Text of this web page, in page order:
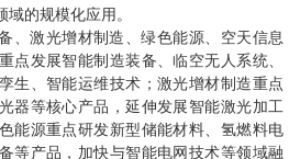
域的规模化应用。
、激光增材制造、绿色能源、空天信息
点发展智能制造装备、临空无人系统、
生、智能运维技术；激光增材制造重点
器等核心产品，延伸发展智能激光加工
能源重点研发新型储能材料 、氢燃料电
等产品， 加快与智能电网技术等领域融